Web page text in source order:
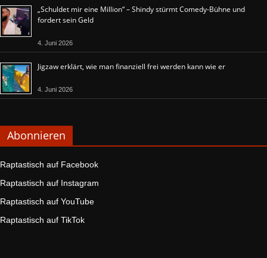
„Schuldet mir eine Million“ – Shindy stürmt Comedy-Bühne und
fordert sein Geld
4. Juni 2026
Jigzaw erklärt, wie man finanziell frei werden kann wie er
4. Juni 2026
Abonnieren
Raptastisch auf Facebook
Raptastisch auf Instagram
Raptastisch auf YouTube
Raptastisch auf TikTok